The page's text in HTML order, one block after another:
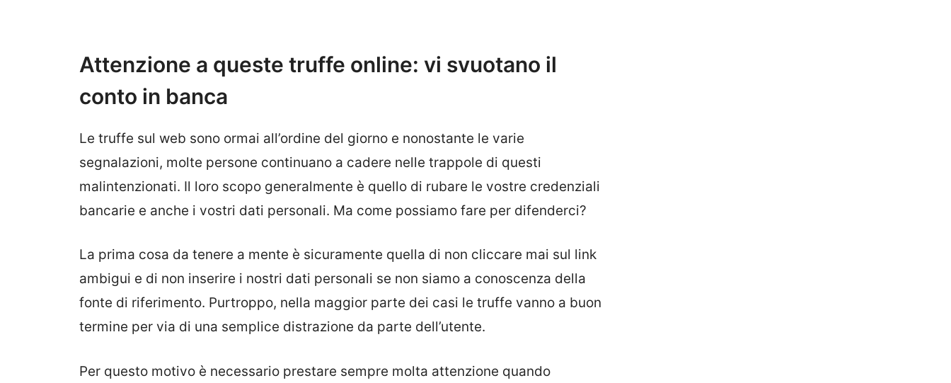
Attenzione a queste truffe online: vi svuotano il
conto in banca
Le truffe sul web sono ormai all’ordine del giorno e nonostante le varie
segnalazioni, molte persone continuano a cadere nelle trappole di questi
malintenzionati. Il loro scopo generalmente è quello di rubare le vostre credenziali
bancarie e anche i vostri dati personali. Ma come possiamo fare per difenderci?
La prima cosa da tenere a mente è sicuramente quella di non cliccare mai sul link
ambigui e di non inserire i nostri dati personali se non siamo a conoscenza della
fonte di riferimento. Purtroppo, nella maggior parte dei casi le truffe vanno a buon
termine per via di una semplice distrazione da parte dell’utente.
Per questo motivo è necessario prestare sempre molta attenzione quando